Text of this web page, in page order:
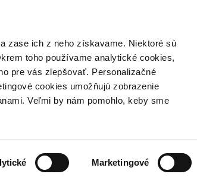
zase ich z neho získavame. Niektoré sú
toho používame analytické cookies,
pre vás zlepšovať. Personalizačné
cookies umožňujú zobrazenie
Veľmi by nám pomohlo, keby sme
Marketingové
děti (e-